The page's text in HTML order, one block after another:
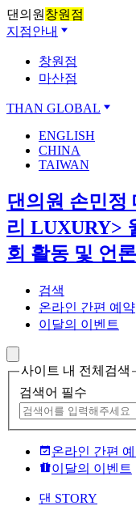
댄의원 창원점
지점안내
창원점
마산점
THAN GLOBAL
ENGLISH
CHINA
TAIWAN
댄의원 손민정
리 LUXURY>
회 활동 및 언
검색
온라인 간편 예약
이달의 이벤트
사이트 내 전체검색
검색어 필수
온라인 간편
이달의 이벤트
댄 STORY